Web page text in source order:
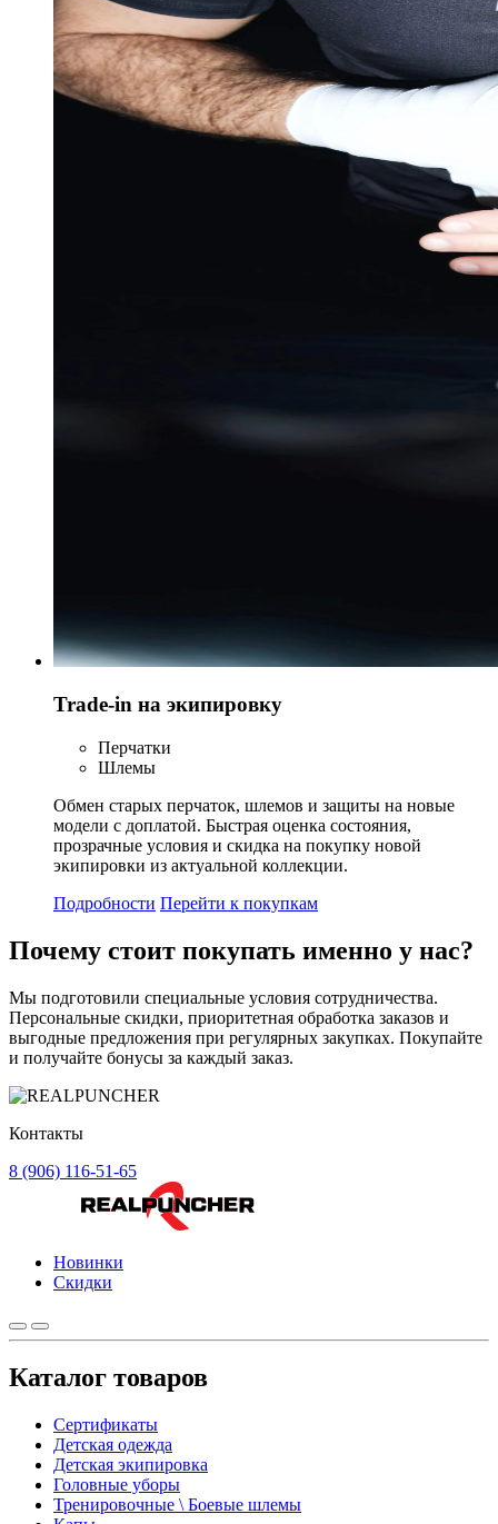
Trade-in на экипировку
Перчатки
Шлемы
Обмен старых перчаток, шлемов и защиты на новые
модели с доплатой. Быстрая оценка состояния,
прозрачные условия и скидка на покупку новой
экипировки из актуальной коллекции.
Подробности Перейти к покупкам
Почему стоит покупать именно у нас?
Мы подготовили специальные условия сотрудничества.
Персональные скидки, приоритетная обработка заказов и
выгодные предложения при регулярных закупках. Покупайте
и получайте бонусы за каждый заказ.
Контакты
8 (906) 116-51-65
Новинки
Скидки
Каталог товаров
Сертификаты
Детская одежда
Детская экипировка
Головные уборы
Тренировочные \ Боевые шлемы